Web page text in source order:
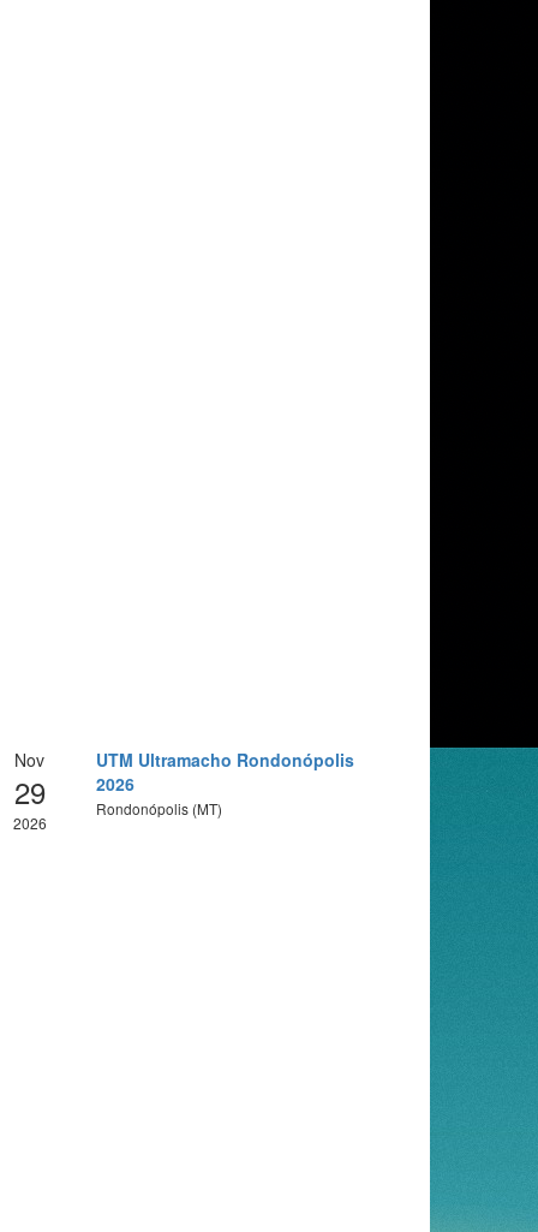
Nov
29
2026
UTM Ultramacho Rondonópolis
2026
Rondonópolis (MT)